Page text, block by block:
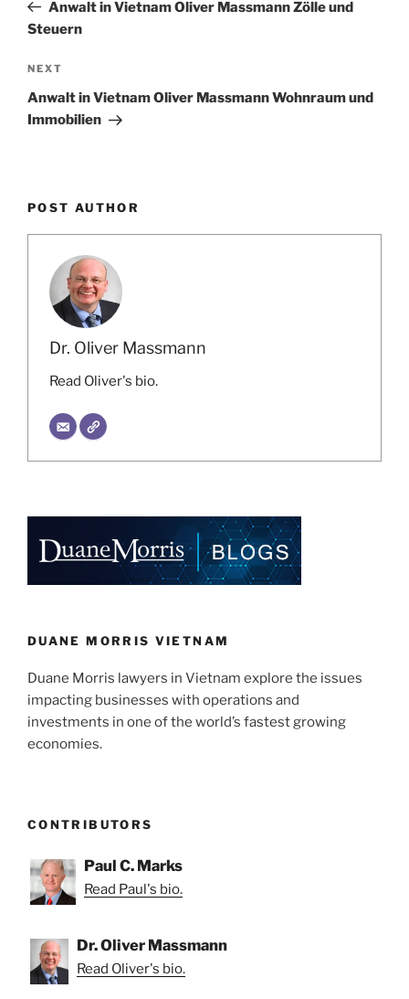
Anwalt in Vietnam Oliver Massmann Zölle und
Steuern
Next
Post
NEXT
Anwalt in Vietnam Oliver Massmann Wohnraum und
Immobilien
POST AUTHOR
Dr. Oliver Massmann
Read Oliver's bio.
DUANE MORRIS VIETNAM
Duane Morris lawyers in Vietnam explore the issues
impacting businesses with operations and
investments in one of the world’s fastest growing
economies.
CONTRIBUTORS
Paul C. Marks
Read Paul's bio.
Dr. Oliver Massmann
Read Oliver's bio.